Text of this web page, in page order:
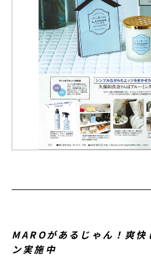
MAROがあるじゃん！爽快
ン実施中